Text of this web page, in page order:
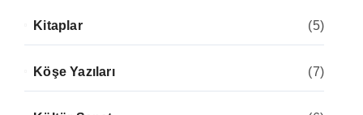
Kitaplar (5)
Köşe Yazıları (7)